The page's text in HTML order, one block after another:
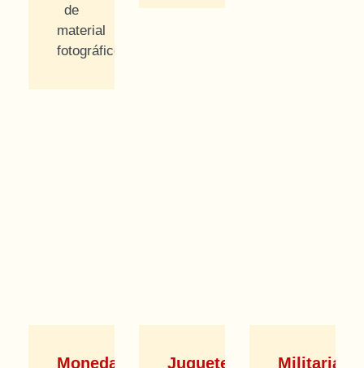
de
material
fotográfico.
Monedas Juguetes Militaria